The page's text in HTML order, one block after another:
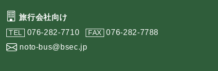
旅行会社向け
TEL 076-282-7710 FAX
076-282-7788
noto-bus@bsec.jp